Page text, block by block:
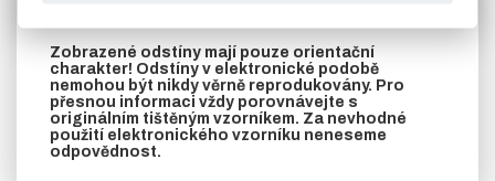
Zobrazené odstíny mají pouze orientační
charakter! Odstíny v elektronické podobě
nemohou být nikdy věrně reprodukovány. Pro
přesnou informaci vždy porovnávejte s
originálním tištěným vzorníkem. Za nevhodné
použití elektronického vzorníku neneseme
odpovědnost.